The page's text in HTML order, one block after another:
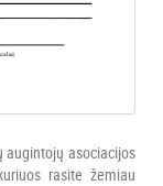
augintojų asociacijos
rasite žemiau